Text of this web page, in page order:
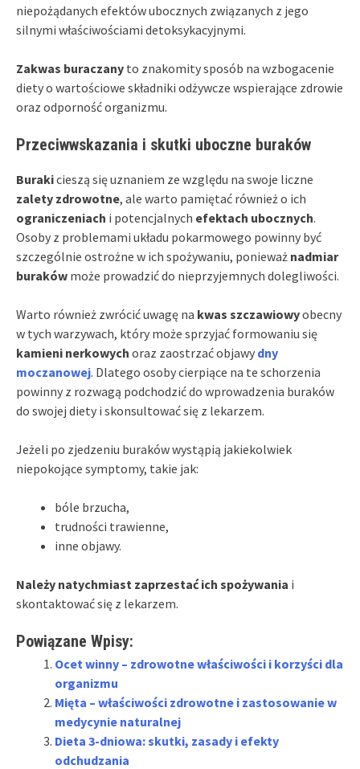
niepożądanych efektów ubocznych związanych z jego
silnymi właściwościami detoksykacyjnymi.
Zakwas buraczany to znakomity sposób na wzbogacenie
diety o wartościowe składniki odżywcze wspierające zdrowie
oraz odporność organizmu.
Przeciwwskazania i skutki uboczne buraków
Burakicieszą się uznaniem ze względu na swoje liczne
zalety zdrowotne, ale warto pamiętać również o ich
ograniczeniach i potencjalnych efektach ubocznych.
Osoby z problemami układu pokarmowego powinny być
szczególnie ostrożne w ich spożywaniu, ponieważ nadmiar
buraków może prowadzić do nieprzyjemnych dolegliwości.
Warto również zwrócić uwagę na kwas szczawiowyobecny
w tych warzywach, który może sprzyjać formowaniu się
kamieni nerkowych oraz zaostrzać objawy dny
moczanowej. Dlatego osoby cierpiące na te schorzenia
powinny z rozwagą podchodzić do wprowadzenia buraków
do swojej diety i skonsultować się z lekarzem.
Jeżeli po zjedzeniu buraków wystąpią jakiekolwiek
niepokojące symptomy, takie jak:
bóle brzucha,
trudności trawienne,
inne objawy.
Należy natychmiast zaprzestać ich spożywania i
skontaktować się z lekarzem.
Powiązane Wpisy:
Ocet winny – zdrowotne właściwości i korzyści dla
organizmu
Mięta – właściwości zdrowotne i zastosowanie w
medycynie naturalnej
Dieta 3-dniowa: skutki, zasady i efekty
odchudzania